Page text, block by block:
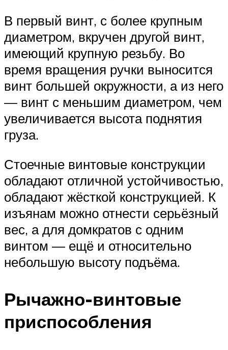
В первый винт, с более крупным
диаметром, вкручен другой винт,
имеющий крупную резьбу. Во
время вращения ручки выносится
винт большей окружности, а из него
— винт с меньшим диаметром, чем
увеличивается высота поднятия
груза.
Стоечные винтовые конструкции
обладают отличной устойчивостью,
обладают жёсткой конструкцией. К
изъянам можно отнести серьёзный
вес, а для домкратов с одним
винтом — ещё и относительно
небольшую высоту подъёма.
Рычажно-винтовые
приспособления